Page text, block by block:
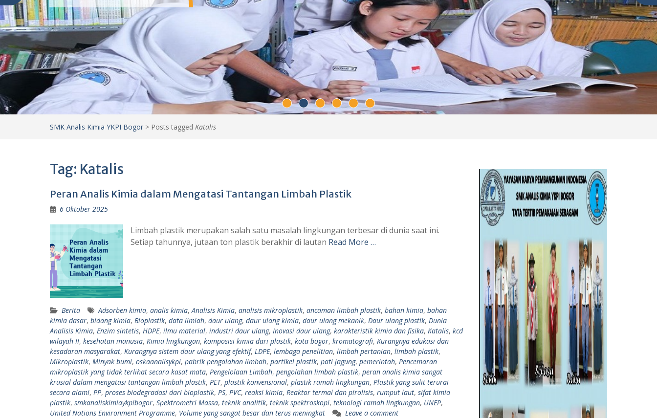
SMK Analis Kimia YKPI Bogor > Posts tagged Katalis
Tag: Katalis
Peran Analis Kimia dalam Mengatasi Tantangan Limbah Plastik
6 Oktober 2025
Limbah plastik merupakan salah satu masalah lingkungan terbesar di dunia saat ini.
Setiap tahunnya, jutaan ton plastik berakhir di lautan Read More …
Berita Adsorben kimia, analis kimia, Analisis Kimia, analisis mikroplastik, ancaman limbah plastik, bahan kimia, bahan
kimia dasar, bidang kimia, Bioplastik, data ilmiah, daur ulang, daur ulang kimia, daur ulang mekanik, Daur ulang plastik, Dunia
Analisis Kimia, Enzim sintetis, HDPE, ilmu material, industri daur ulang, Inovasi daur ulang, karakteristik kimia dan fisika, Katalis, kcd
wilayah II, kesehatan manusia, Kimia lingkungan, komposisi kimia dari plastik, kota bogor, kromatografi, Kurangnya edukasi dan
kesadaran masyarakat, Kurangnya sistem daur ulang yang efektif, LDPE, lembaga penelitian, limbah pertanian, limbah plastik,
Mikroplastik, Minyak bumi, oskaanalisykpi, pabrik pengolahan limbah, partikel plastik, pati jagung, pemerintah, Pencemaran
mikroplastik yang tidak terlihat secara kasat mata, Pengelolaan Limbah, pengolahan limbah plastik, peran analis kimia sangat
krusial dalam mengatasi tantangan limbah plastik, PET, plastik konvensional, plastik ramah lingkungan, Plastik yang sulit terurai
secara alami, PP, proses biodegradasi dari bioplastik, PS, PVC, reaksi kimia, Reaktor termal dan pirolisis, rumput laut, sifat kimia
plastik, smkanaliskimiaykpibogor, Spektrometri Massa, teknik analitik, teknik spektroskopi, teknologi ramah lingkungan, UNEP,
United Nations Environment Programme, Volume yang sangat besar dan terus meningkat Leave a comment